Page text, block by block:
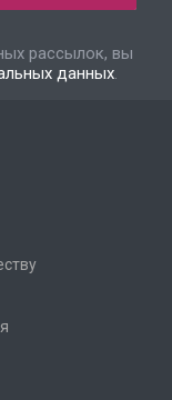
рассылок, вы
данных.